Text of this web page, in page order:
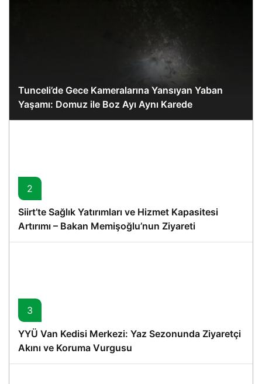
Tunceli’de Gece Kameralarına Yansıyan Yaban
Yaşamı: Domuz ile Boz Ayı Aynı Karede
2
Siirt’te Sağlık Yatırımları ve Hizmet Kapasitesi
Artırımı – Bakan Memişoğlu’nun Ziyareti
3
YYÜ Van Kedisi Merkezi: Yaz Sezonunda Ziyaretçi
Akını ve Koruma Vurgusu